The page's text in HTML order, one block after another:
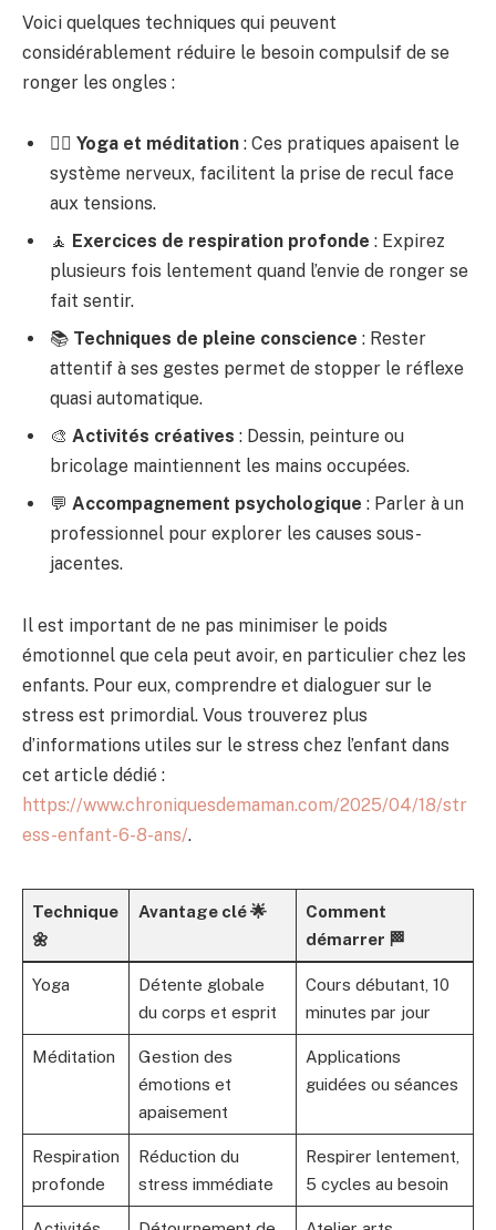
Voici quelques techniques qui peuvent
considérablement réduire le besoin compulsif de se
ronger les ongles :
🧘‍♀️ Yoga et méditation : Ces pratiques apaisent le
système nerveux, facilitent la prise de recul face
aux tensions.
🧘 Exercices de respiration profonde : Expirez
plusieurs fois lentement quand l’envie de ronger se
fait sentir.
📚 Techniques de pleine conscience : Rester
attentif à ses gestes permet de stopper le réflexe
quasi automatique.
🎨 Activités créatives : Dessin, peinture ou
bricolage maintiennent les mains occupées.
💬 Accompagnement psychologique : Parler à un
professionnel pour explorer les causes sous-
jacentes.
Il est important de ne pas minimiser le poids
émotionnel que cela peut avoir, en particulier chez les
enfants. Pour eux, comprendre et dialoguer sur le
stress est primordial. Vous trouverez plus
d’informations utiles sur le stress chez l’enfant dans
cet article dédié :
https://www.chroniquesdemaman.com/2025/04/18/str
ess-enfant-6-8-ans/.
Technique
🌼
Avantage clé 🌟
Comment
démarrer 🏁
Yoga
Détente globale
du corps et esprit
Cours débutant, 10
minutes par jour
Méditation
Gestion des
émotions et
apaisement
Applications
guidées ou séances
Respiration
profonde
Réduction du
stress immédiate
Respirer lentement,
5 cycles au besoin